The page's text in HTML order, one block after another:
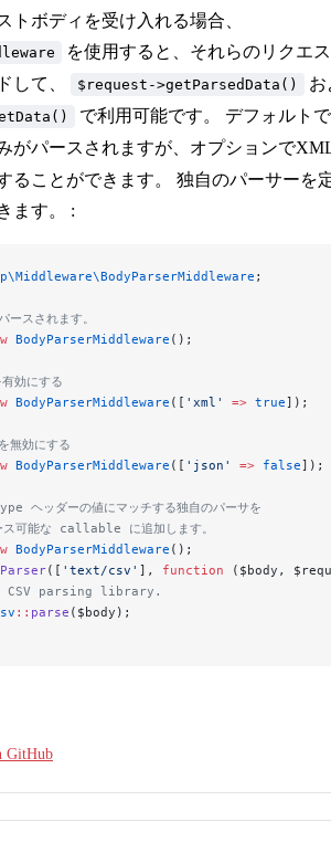
トボディを受け入れる場合、
を使用すると、それらのリクエ
して、
$request->getParsedData()
お
で利用可能です。 デフォルト
がパースされますが、オプションで
ることができます。 独自のパーサーを
ます。 :
;
スされます。
BodyParserMiddleware ();
効にする
BodyParserMiddleware ([ 'xml' => true]);
無効にする
BodyParserMiddleware ([ 'json' => false]);
ッダーの値にマッチする独自のパーサを
可能な callable に追加します。
BodyParserMiddleware ();
([ 'text/csv' ], function ($body,
CSV parsing library.
:: parse ($body);
GitHub